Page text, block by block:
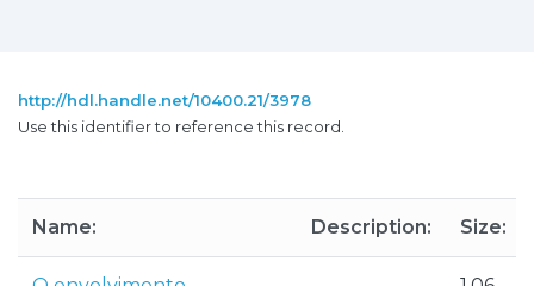
http://hdl.handle.net/10400.21/3978
Use this identifier to reference this record.
Name: Description: Size: